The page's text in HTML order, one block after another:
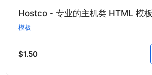
Hostco - 专业的主机类 HTML 模板
模板
$1.50